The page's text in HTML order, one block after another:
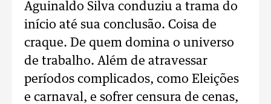
Aguinaldo Silva conduziu a trama do
início até sua conclusão. Coisa de
craque. De quem domina o universo
de trabalho. Além de atravessar
períodos complicados, como Eleições
e carnaval, e sofrer censura de cenas,